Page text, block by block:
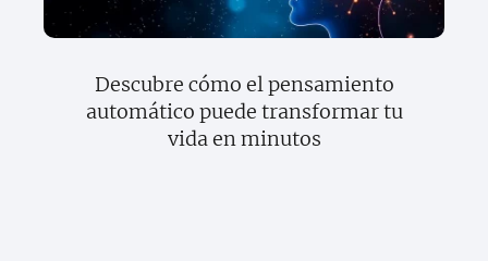
Descubre cómo el pensamiento
automático puede transformar tu
vida en minutos